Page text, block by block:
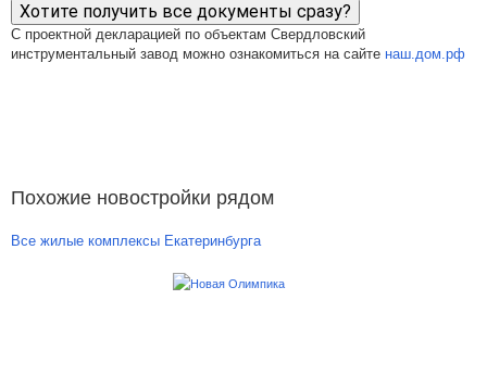
Хотите получить все документы сразу?
С проектной декларацией по объектам Свердловский
инструментальный завод можно ознакомиться на сайте наш.дом.рф
Похожие новостройки рядом
Все жилые комплексы Екатеринбурга